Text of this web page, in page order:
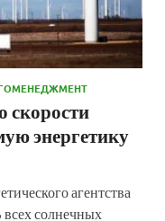
скорости
энергетику
агентства
солнечных